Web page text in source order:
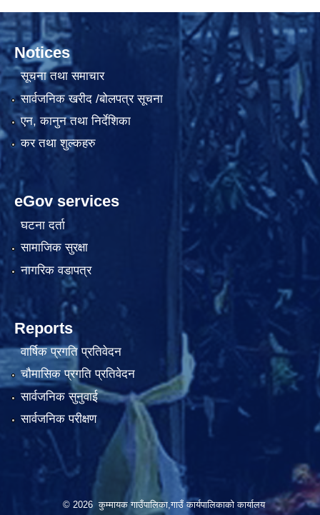
Notices
सूचना तथा समाचार
सार्वजनिक खरीद /बोलपत्र सूचना
एन, कानुन तथा निर्देशिका
कर तथा शुल्कहरु
eGov services
घटना दर्ता
सामाजिक सुरक्षा
नागरिक वडापत्र
Reports
वार्षिक प्रगति प्रतिवेदन
चौमासिक प्रगति प्रतिवेदन
सार्वजनिक सुनुवाई
सार्वजनिक परीक्षण
© 2026 कुम्मायक गाउँपालिका,गाउँ कार्यपालिकाको कार्यालय